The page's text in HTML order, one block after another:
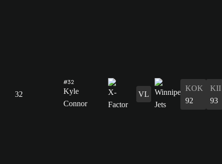
32
#32
Kyle
Connor
VL
KOK
92
KII
93